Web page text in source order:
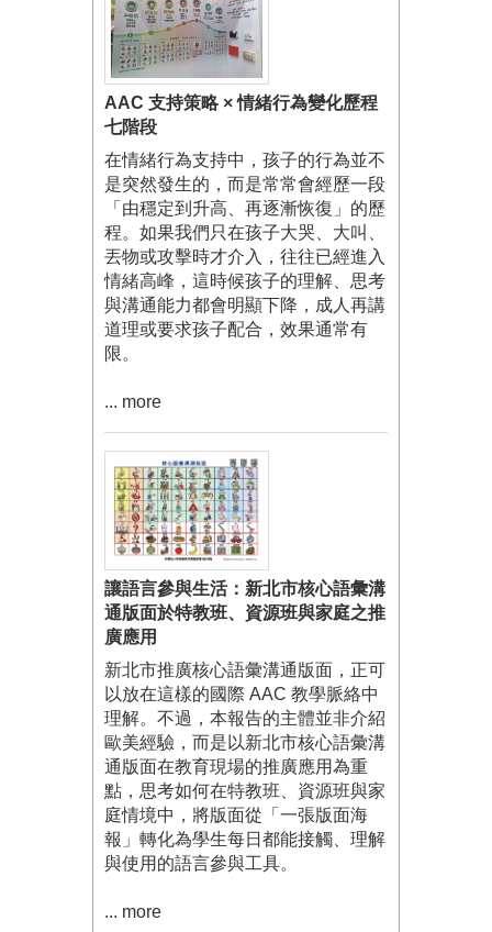
AAC 支持策略 × 情緒行為變化歷程
七階段
在情緒行為支持中，孩子的行為並不
是突然發生的，而是常常會經歷一段
「由穩定到升高、再逐漸恢復」的歷
程。如果我們只在孩子大哭、大叫、
丟物或攻擊時才介入，往往已經進入
情緒高峰，這時候孩子的理解、思考
與溝通能力都會明顯下降，成人再講
道理或要求孩子配合，效果通常有
限。
... more
讓語言參與生活：新北市核心語彙溝
通版面於特教班、資源班與家庭之推
廣應用
新北市推廣核心語彙溝通版面，正可
以放在這樣的國際 AAC 教學脈絡中
理解。不過，本報告的主體並非介紹
歐美經驗，而是以新北市核心語彙溝
通版面在教育現場的推廣應用為重
點，思考如何在特教班、資源班與家
庭情境中，將版面從「一張版面海
報」轉化為學生每日都能接觸、理解
與使用的語言參與工具。
... more